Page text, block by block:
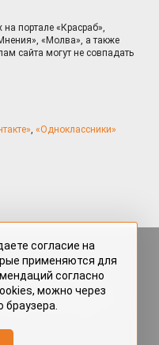
портале «Красраб»,
«Молва», а также
сайта могут не совпадать
, «Одноклассники»
размещённые на портале
нештатными авторами
права. Полное или
размещённых на портале
согласия редакции
согласие на
применяются для
согласно
можно через